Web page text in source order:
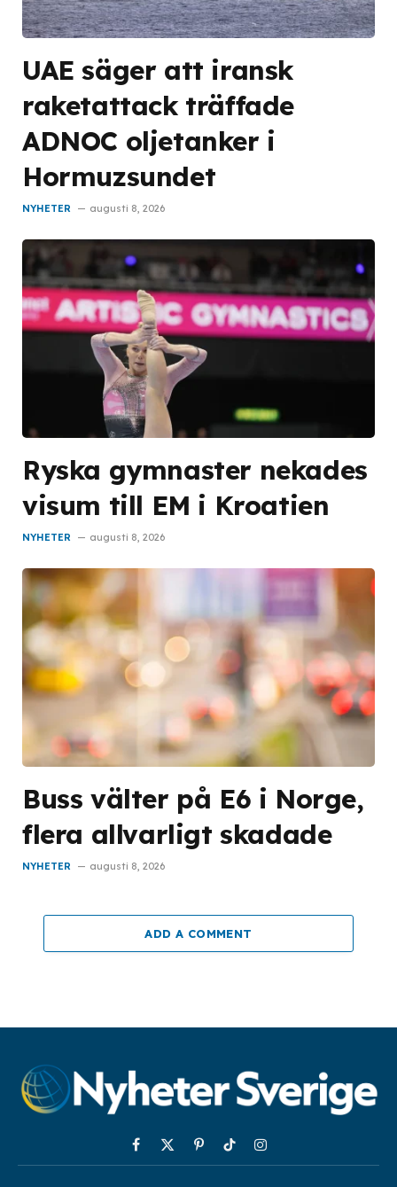
UAE säger att iransk
raketattack träffade
ADNOC oljetanker i
Hormuzsundet
NYHETER augusti 8, 2026
Ryska gymnaster nekades
visum till EM i Kroatien
NYHETER augusti 8, 2026
Buss välter på E6 i Norge,
flera allvarligt skadade
NYHETER augusti 8, 2026
ADD A COMMENT
Facebook
X
(Twitter)
PinterestTikTokInstagram